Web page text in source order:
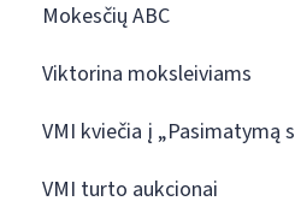
Mokesčių ABC
Viktorina moksleiviams
VMI kviečia į „Pasimatymą
VMI turto aukcionai